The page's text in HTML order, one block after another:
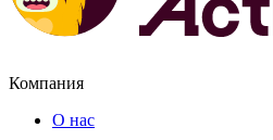
Компания
О нас